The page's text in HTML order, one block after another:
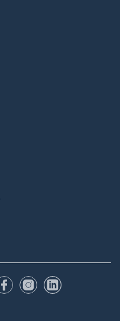
FacebookInstagram
LinkedIn